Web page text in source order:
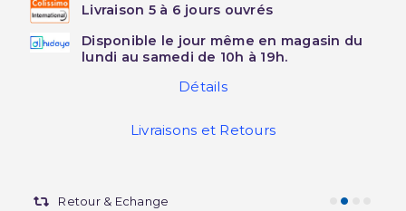
Livraison 5 à 6 jours ouvrés
Disponible le jour même en magasin du
lundi au samedi de 10h à 19h.
Détails
Livraisons et Retours
Retour & Echange